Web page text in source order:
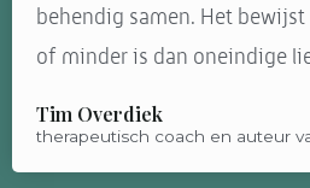
behendig samen. Het
of minder is dan oneindige
Tim Overdiek
therapeutisch coach en auteur